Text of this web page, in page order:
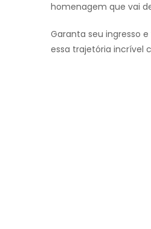
homenagem que vai
Garanta seu ingresso
essa trajetória incrível